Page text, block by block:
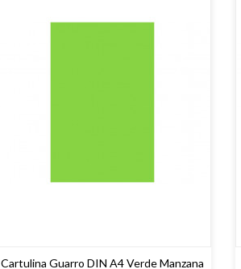
Cartulina Guarro DIN A4 Verde Manzana